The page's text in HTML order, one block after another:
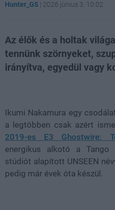
Hunter_GS | 2026 június 3. 10:02
Az élők és a holtak
tennünk szörnyeket,
irányítva, egyedül vagy
Ikumi Nakamura egy
a legtöbben csak azért
2019-es E3 Ghostwire:
energikus alkotó a
stúdiót alapított UNSEEN
pedig már évek óta készül.